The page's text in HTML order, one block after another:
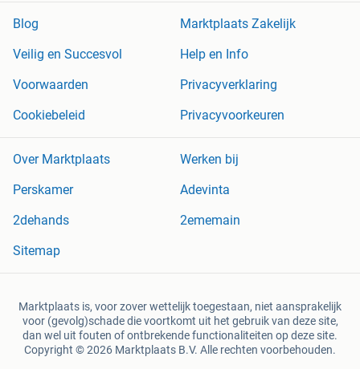
Blog
Marktplaats Zakelijk
Veilig en Succesvol
Help en Info
Voorwaarden
Privacyverklaring
Cookiebeleid
Privacyvoorkeuren
Over Marktplaats
Werken bij
Perskamer
Adevinta
2dehands
2ememain
Sitemap
Marktplaats is, voor zover wettelijk toegestaan, niet aansprakelijk
voor (gevolg)schade die voortkomt uit het gebruik van deze site,
dan wel uit fouten of ontbrekende functionaliteiten op deze site.
Copyright © 2026 Marktplaats B.V. Alle rechten voorbehouden.